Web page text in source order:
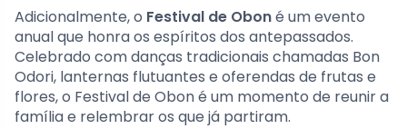
Adicionalmente, o Festival de Oboné um evento
anual que honra os espíritos dos antepassados.
Celebrado com danças tradicionais chamadas Bon
Odori, lanternas flutuantes e oferendas de frutas e
flores, o Festival de Obon é um momento de reunir a
família e relembrar os que já partiram.